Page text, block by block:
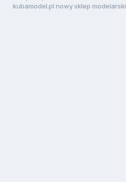
kubamodel.pl nowy sklep modelarski